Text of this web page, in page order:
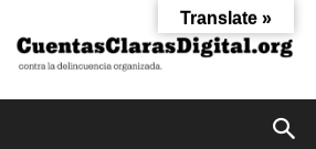
Translate »